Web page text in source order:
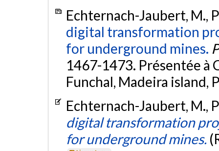
Echternach-Jaubert, M.,
digital transformation
for underground mines.
1467-1473. Présentée à
Funchal, Madeira island,
Echternach-Jaubert, M.,
digital transformation
for underground mines.